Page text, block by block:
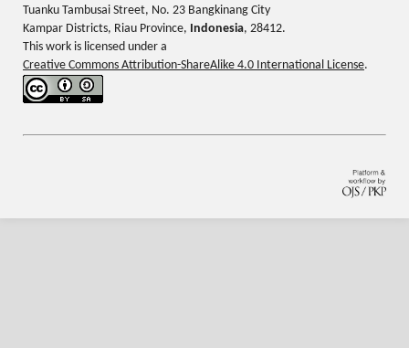
Tuanku Tambusai Street, No. 23 Bangkinang City
Kampar Districts, Riau Province, Indonesia, 28412.
This work is licensed under a
Creative Commons Attribution-ShareAlike 4.0 International License.